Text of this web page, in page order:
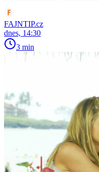
FAJNTIP.cz
dnes, 14:30
3 min